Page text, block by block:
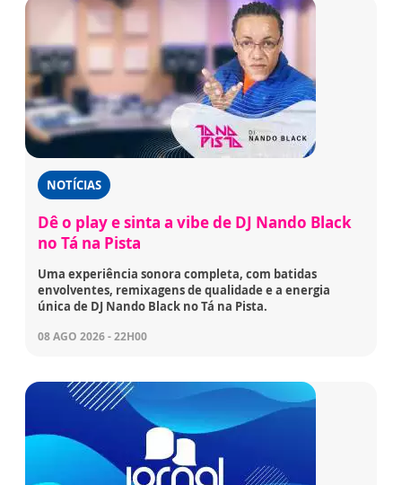
NOTÍCIAS
Dê o play e sinta a vibe de DJ Nando Black
no Tá na Pista
Uma experiência sonora completa, com batidas
envolventes, remixagens de qualidade e a energia
única de DJ Nando Black no Tá na Pista.
08 AGO 2026 - 22H00